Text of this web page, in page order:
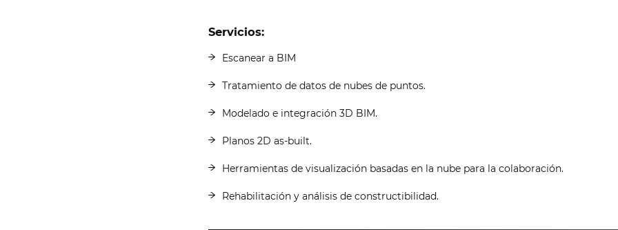
Servicios:
Escanear a BIM
Tratamiento de datos de nubes de puntos.
Modelado e integración 3D BIM.
Planos 2D as-built.
Herramientas de visualización basadas en la nube para la colaboración.
Rehabilitación y análisis de constructibilidad.